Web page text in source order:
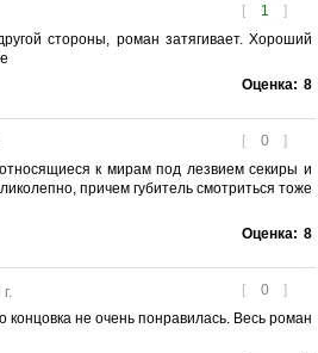
[ 1 ]
стороны, роман затягивает. Хороший
Оценка: 8
[ 0 ]
к мирам под лезвием секиры и
причем губитель смотриться тоже
Оценка: 8
[ 0 ]
не очень понравилась. Весь роман